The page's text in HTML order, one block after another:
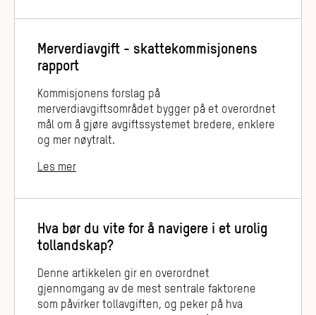
Merverdiavgift - skattekommisjonens
rapport
Kommisjonens forslag på
merverdiavgiftsområdet bygger på et overordnet
mål om å gjøre avgiftssystemet bredere, enklere
og mer nøytralt.
Les mer
Hva bør du vite for å navigere i et urolig
tollandskap?
Denne artikkelen gir en overordnet
gjennomgang av de mest sentrale faktorene
som påvirker tollavgiften, og peker på hva